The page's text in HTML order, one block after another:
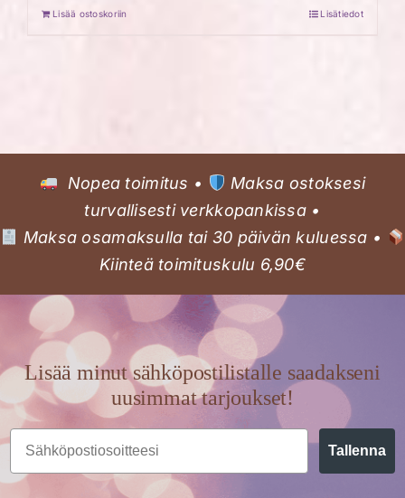
Lisää ostoskoriin Lisätiedot
Nopea toimitus •
Maksa ostoksesi
turvallisesti verkkopankissa •
Maksa osamaksulla tai 30 päivän kuluessa •
Kiinteä toimituskulu 6,90€
Lisää minut sähköpostilistalle saadakseni
uusimmat tarjoukset!
Email
Tallenna